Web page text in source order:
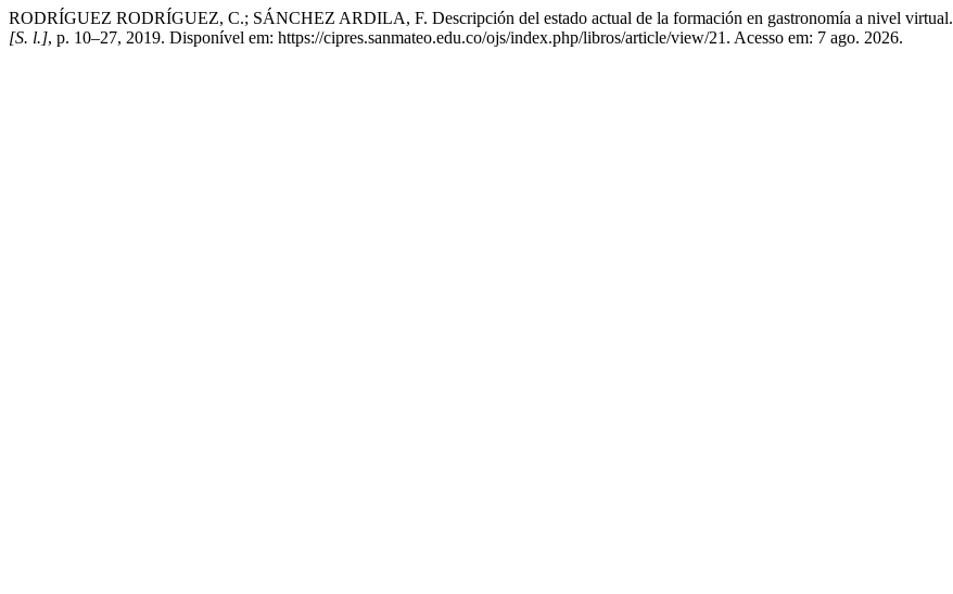
RODRÍGUEZ RODRÍGUEZ, C.; SÁNCHEZ ARDILA, F. Descripción del estado actual de la formación en gastronomía a nivel virtual.
[S. l.], p. 10–27, 2019. Disponível em: https://cipres.sanmateo.edu.co/ojs/index.php/libros/article/view/21. Acesso em: 7 ago. 2026.